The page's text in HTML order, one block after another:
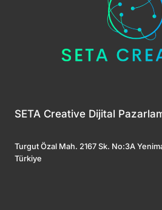
SETA Creative Dijital
Turgut Özal Mah. 2167 Sk. No:3A
Türkiye